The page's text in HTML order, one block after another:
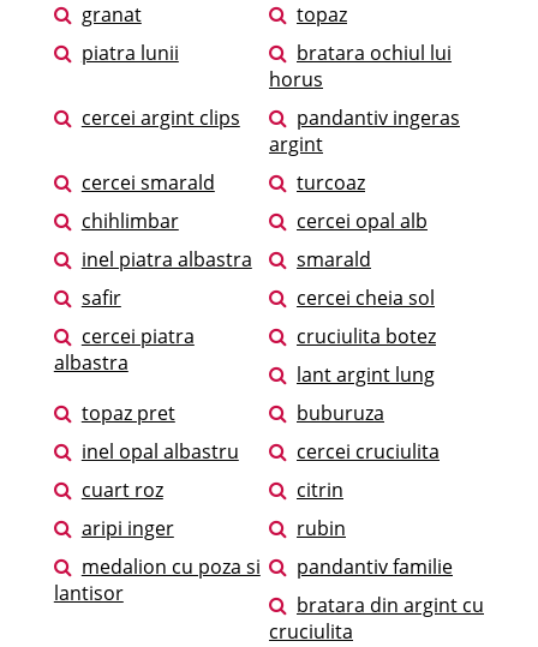
granat
topaz
piatra lunii
bratara ochiul lui
horus
cercei argint clips
pandantiv ingeras
argint
cercei smarald
turcoaz
chihlimbar
cercei opal alb
inel piatra albastra
smarald
safir
cercei cheia sol
cercei piatra
albastra
cruciulita botez
lant argint lung
topaz pret
buburuza
inel opal albastru
cercei cruciulita
cuart roz
citrin
aripi inger
rubin
medalion cu poza si
lantisor
pandantiv familie
bratara din argint cu
cruciulita